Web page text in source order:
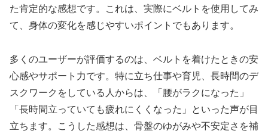
た肯定的な感想です。これは、実際にベルトを使用してみ
て、身体の変化を感じやすいポイントでもあります。
多くのユーザーが評価するのは、ベルトを着けたときの安
心感やサポート力です。特に立ち仕事や育児、長時間のデ
スクワークをしている人からは、「腰がラクになった」
「長時間立っていても疲れにくくなった」といった声が目
立ちます。こうした感想は、骨盤のゆがみや不安定さを補